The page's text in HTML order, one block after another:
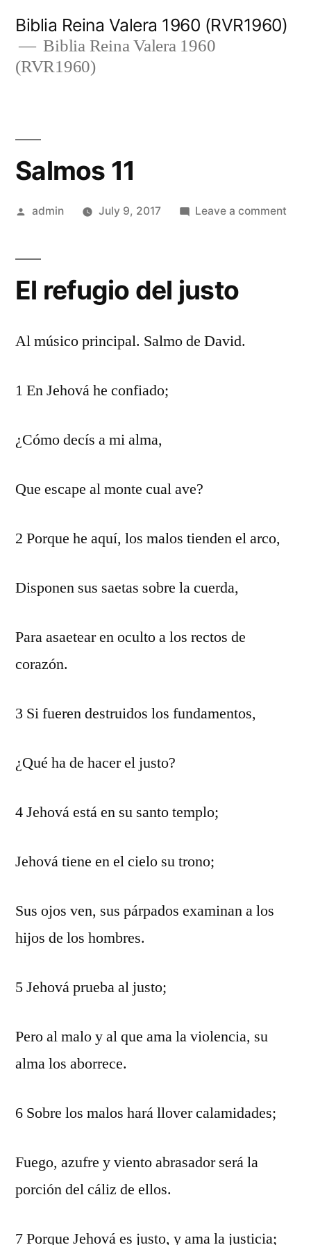
content
Biblia Reina Valera 1960 (RVR1960)
Biblia Reina Valera 1960
(RVR1960)
Salmos 11
Posted
admin July 9, 2017 Leave a comment
El refugio del justo
Al músico principal. Salmo de David.
1 En Jehová he confiado;
¿Cómo decís a mi alma,
Que escape al monte cual ave?
2 Porque he aquí, los malos tienden el arco,
Disponen sus saetas sobre la cuerda,
Para asaetear en oculto a los rectos de
corazón.
3 Si fueren destruidos los fundamentos,
¿Qué ha de hacer el justo?
4 Jehová está en su santo templo;
Jehová tiene en el cielo su trono;
Sus ojos ven, sus párpados examinan a los
hijos de los hombres.
5 Jehová prueba al justo;
Pero al malo y al que ama la violencia, su
alma los aborrece.
6 Sobre los malos hará llover calamidades;
Fuego, azufre y viento abrasador será la
porción del cáliz de ellos.
7 Porque Jehová es justo, y ama la justicia;